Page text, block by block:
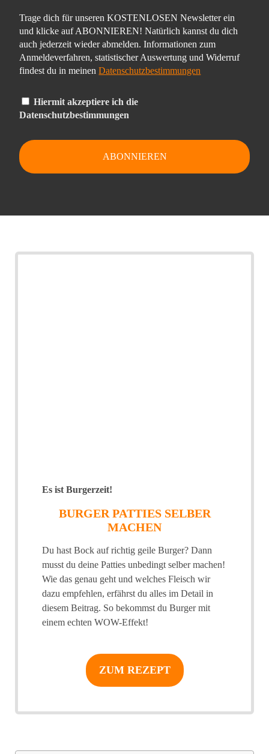
Trage dich für unseren KOSTENLOSEN Newsletter ein
und klicke auf ABONNIEREN! Natürlich kannst du dich
auch jederzeit wieder abmelden. Informationen zum
Anmeldeverfahren, statistischer Auswertung und Widerruf
findest du in meinenDatenschutzbestimmungen
Hiermit akzeptiere ich die
Datenschutzbestimmungen
Es ist Burgerzeit!
BURGER PATTIES SELBER
MACHEN
Du hast Bock auf richtig geile Burger? Dann
musst du deine Patties unbedingt selber machen!
Wie das genau geht und welches Fleisch wir
dazu empfehlen, erfährst du alles im Detail in
diesem Beitrag. So bekommst du Burger mit
einem echten WOW-Effekt!
ZUM REZEPT